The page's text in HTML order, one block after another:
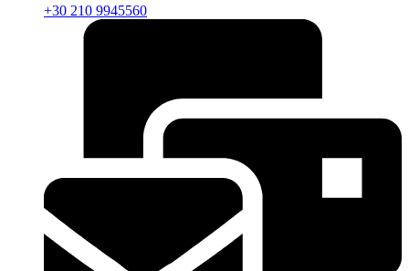
+30 210 9945560